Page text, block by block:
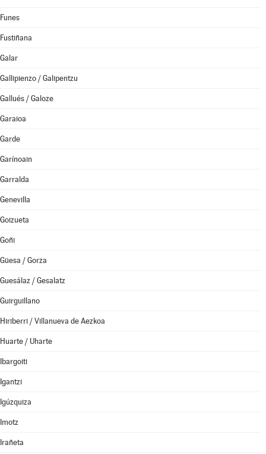
Funes
Fustiñana
Galar
Gallipienzo / Galipentzu
Gallués / Galoze
Garaioa
Garde
Garínoain
Garralda
Genevilla
Goizueta
Goñi
Güesa / Gorza
Guesálaz / Gesalatz
Guirguillano
Hiriberri / Villanueva de Aezkoa
Huarte / Uharte
Ibargoiti
Igantzi
Igúzquiza
Imotz
Irañeta